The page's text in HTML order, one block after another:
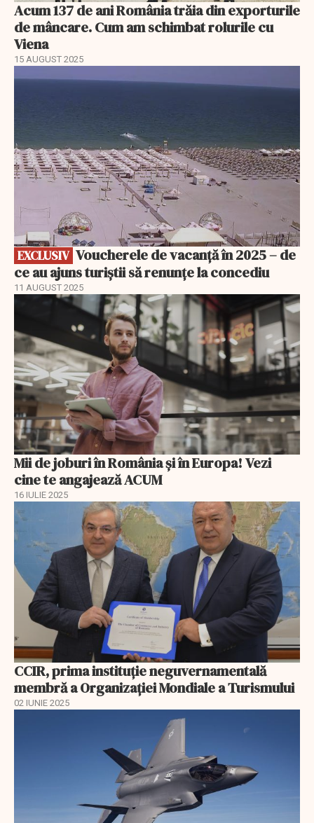
Acum 137 de ani România trăia din exporturile
de mâncare. Cum am schimbat rolurile cu
Viena
15 AUGUST 2025
EXCLUSIV
EXCLUSIV
ce au ajuns turiștii să renunțe la concediu
11 AUGUST 2025
Mii de joburi în România și în Europa! Vezi
cine te angajează ACUM
16 IULIE 2025
CCIR, prima instituție neguvernamentală
membră a Organizației Mondiale a Turismului
02 IUNIE 2025